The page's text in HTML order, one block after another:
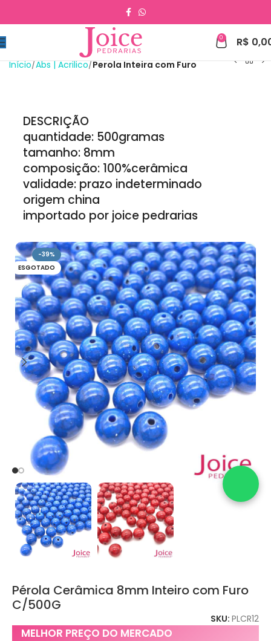
0 R$
Início Abs | Acrilico Perola Inteira com Furo
-39%
ESGOTADO
DESCRIÇÃO
quantidade: 500gramas
tamanho: 8mm
composição: 100%cerâmica
validade: prazo indeterminado
origem china
importado por joice pedrarias
Pérola Cerâmica 8mm Inteiro com Furo
C/500G
SKU: PLCR12
MELHOR PREÇO DO MERCADO